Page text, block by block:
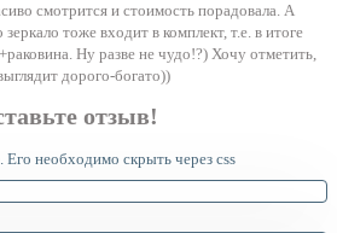
смотрится и стоимость порадовала. А
тоже входит в комплект, т.е. в итоге
Ну разве не чудо!?) Хочу отметить,
дорого-богато))
отзыв!
Его необходимо скрыть через css